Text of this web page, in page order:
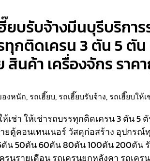
ยบรับจ้างมีนบุรีบริกา
รทุกติดเครน 3 ตัน 5
นค้า เครื่องจักร ราค
องหนัก, รถเฮี๊ยบ, รถเฮี๊ยบรับจ้าง, รถเฮี๊ยบให้เ
ห้เช่า ให้เช่ารถบรรทุกติดเครน 3 ตัน
ยตู้คอนเทนเนอร์ วัสดุก่อสร้าง อุปกร
ตัน 50ตัน 60ตัน 80ตัน 100ตัน 200ตัน
รนรายเดือน รถเครนยกหลังคา รถเค